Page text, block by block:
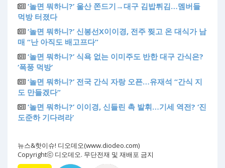
‘놀면 뭐하니?’ 울산 쫀드기→대구 김밥튀김…멤버들
먹방 터졌다
‘놀면 뭐하니?’ 신봉선X이이경, 전주 찢고 온 대식가 남
매 “난 아직도 배고프다”
‘놀면 뭐하니?’ 식욕 없는 이미주도 반한 대구 간식은?
‘폭풍 먹방’
‘놀면 뭐하니?’ 전국 간식 자랑 오픈…유재석 “간식 지
도 만들겠다”
‘놀면 뭐하니?’ 이이경, 신들린 촉 발휘…기세 역전? ‘진
도준하 기다려라’
뉴스&핫이슈! 디오데오(www.diodeo.com)
Copyrightⓒ 디오데오. 무단전재 및 재배포 금지